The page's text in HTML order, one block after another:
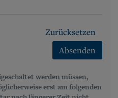
Zurücksetzen
Absenden
werden müssen,
erst am folgenden